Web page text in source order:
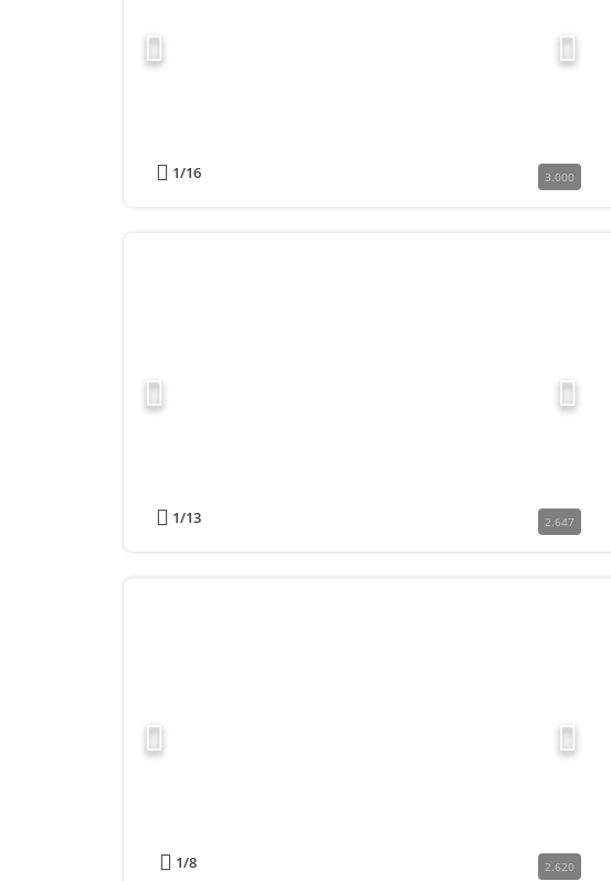
1/16 3.000
1/13 2.647
1/8 2.620